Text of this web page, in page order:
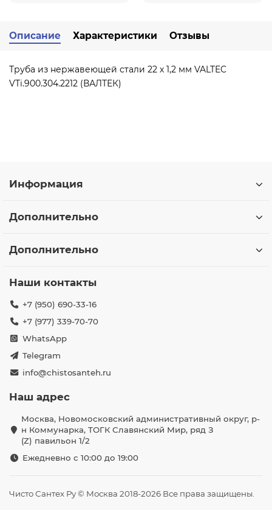
Описание Характеристики Отзывы
Труба из нержавеющей стали 22 х 1,2 мм VALTEC
VTi.900.304.2212 (ВАЛТЕК)
Информация
Дополнительно
Дополнительно
Наши контакты
+7 (950) 690-33-16
+7 (977) 339-70-70
WhatsApp
Telegram
info@chistosanteh.ru
Наш адрес
Москва, Новомосковский административный округ, р-
н Коммунарка, ТОГК Славянский Мир, ряд З
(Z) павильон 1/2
Ежедневно с 10:00 до 19:00
Чисто Сантех Ру © Москва 2018-2026 Все права защищены.